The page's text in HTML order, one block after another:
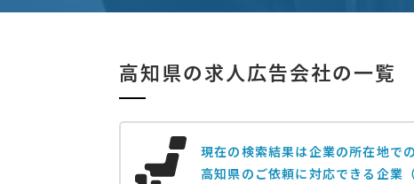
高知県の求人広告会社の一覧
現在の検索結果は企業の所在地で
高知県のご依頼に対応できる企業